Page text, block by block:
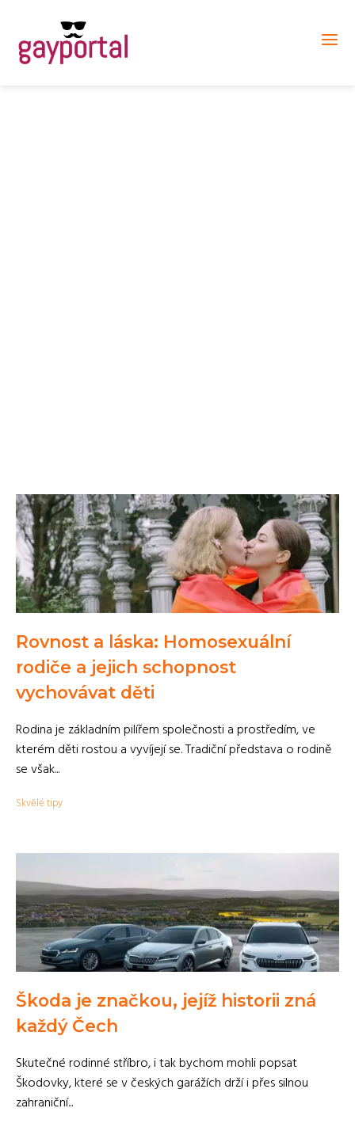
Rovnost a láska: Homosexuální
rodiče a jejich schopnost
vychovávat děti
Rodina je základním pilířem společnosti a prostředím, ve
kterém děti rostou a vyvíjejí se. Tradiční představa o rodině
se však...
Skvělé tipy
Škoda je značkou, jejíž historii zná
každý Čech
Skutečné rodinné stříbro, i tak bychom mohli popsat
Škodovky, které se v českých garážích drží i přes silnou
zahraniční...